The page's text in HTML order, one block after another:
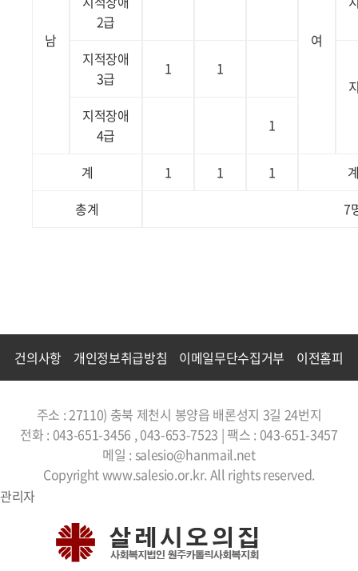
남 여
2급
지적장애
3급
1
1
지적장애
4급
1
계 1 1 1
총계
7
건의사항 개인정보취급방침 이메일무단수집거부 이전홈피
주소 : 27110) 충북 제천시 봉양읍 배론성지 3길 24번지
전화 : 043-651-3456 , 043-653-7523 | 팩스 : 043-651-3457
메일 : salesio@hanmail.net
Copyright www.salesio.or.kr. All rights reserved.
관리자